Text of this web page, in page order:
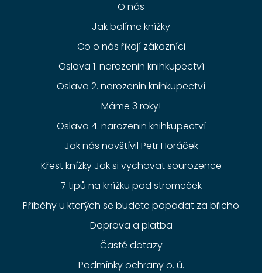
O nás
Jak balíme knížky
Co o nás říkají zákazníci
Oslava 1. narozenin knihkupectví
Oslava 2. narozenin knihkupectví
Máme 3 roky!
Oslava 4. narozenin knihkupectví
Jak nás navštívil Petr Horáček
Křest knížky Jak si vychovat sourozence
7 tipů na knížku pod stromeček
Příběhy u kterých se budete popadat za břicho
Doprava a platba
Časté dotazy
Podmínky ochrany o. ú.